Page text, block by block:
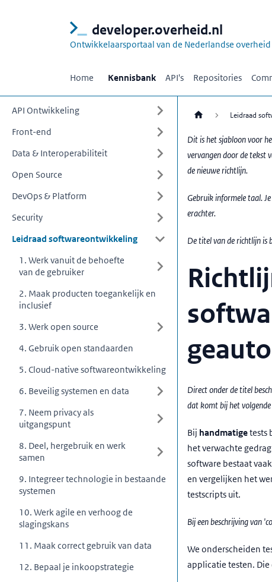
developer.overheid.nl
Ontwikkelaarsportaal van de Nederlandse overheid
Home Kennisbank API's Repositories
API Ontwikkeling
Front-end
Data & Interoperabiliteit
Open Source
DevOps & Platform
Security
Leidraad softwareontwikkeling
1. Werk vanuit de behoefte
van de gebruiker
2. Maak producten toegankelijk en
inclusief
3. Werk open source
4. Gebruik open standaarden
5. Cloud-native softwareontwikkeling
6. Beveilig systemen en data
7. Neem privacy als
uitgangspunt
8. Deel, hergebruik en werk
samen
9. Integreer technologie in bestaande
systemen
10. Werk agile en verhoog de
slagingskans
11. Maak correct gebruik van data
12. Bepaal je inkoopstrategie
Leidraad
Dit is het sjabloon voor
vervangen door de tekst
de nieuwe richtlijn.
Gebruik informele taal.
erachter.
De titel van de richtlijn is
Direct onder de titel
dat komt bij het
Bij handmatigetests
het verwachte
software bestaat
en vergelijken het
testscripts uit.
Bij een beschrijving van
We onderscheiden
applicatie testen.